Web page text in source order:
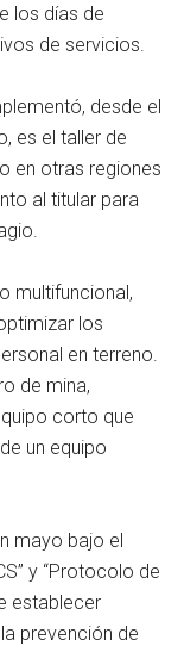
los días de
de servicios.
desde el
es el taller de
en otras regiones
al titular para
multifuncional,
los
en terreno.
de mina,
corto que
un equipo
mayo bajo el
y “Protocolo de
establecer
prevención de